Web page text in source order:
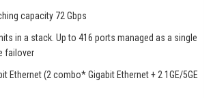
capacity 72 Gbps
in a stack. Up to 416 ports managed as a single
failover
Ethernet (2 combo* Gigabit Ethernet + 2 1GE/5GE